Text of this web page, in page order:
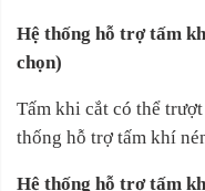
Hệ thống hỗ trợ tấm
chọn)
Tấm khi cắt có thể
thống hỗ trợ tấm khí
Hệ thống hỗ trợ tấm